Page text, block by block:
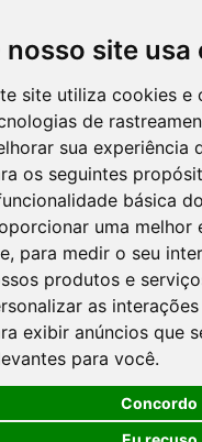
nosso site usa
site utiliza cookies e
de
sua experiência
os seguintes
básica
uma melhor
, para medir o seu
produtos e
as
exibir anúncios que
para você.
Concordo